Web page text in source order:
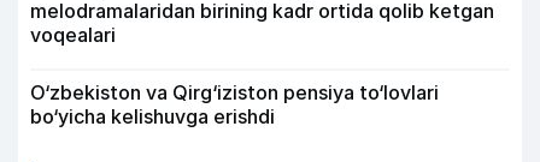
melodramalaridan birining kadr ortida qolib ketgan
voqealari
O‘zbekiston va Qirg‘iziston pensiya to‘lovlari
bo‘yicha kelishuvga erishdi